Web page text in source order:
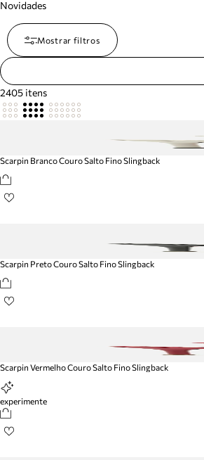
Novidades
Mostrar filtros
2405 itens
Scarpin Branco Couro Salto Fino Slingback
Scarpin Preto Couro Salto Fino Slingback
Scarpin Vermelho Couro Salto Fino Slingback
experimente